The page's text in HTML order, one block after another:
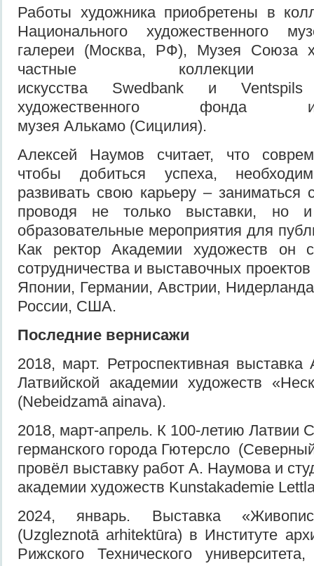
Работы художника приобретены в
Национального художественного
галереи (Москва, РФ), Музея Союза
частные коллекции
искусства Swedbank и
художественного фонда
музея Алькамо (Сицилия).
Алексей Наумов считает, что
чтобы добиться успеха,
развивать свою карьеру – заниматься
проводя не только выставки, но и
образовательные мероприятия для
Как ректор Академии художеств он
сотрудничества и выставочных
Японии, Германии, Австрии,
России, США.
Последние вернисажи
2018, март. Ретроспективная
Латвийской академии художеств
(Nebeidzamā ainava).
2018, март-апрель. К 100-летию Латвии
германского города Гютерсло
провёл выставку работ А. Наумова и
академии художеств Kunstakademie
2024, январь. Выставка
(Uzgleznotā arhitektūra) в Институте
Рижского Технического